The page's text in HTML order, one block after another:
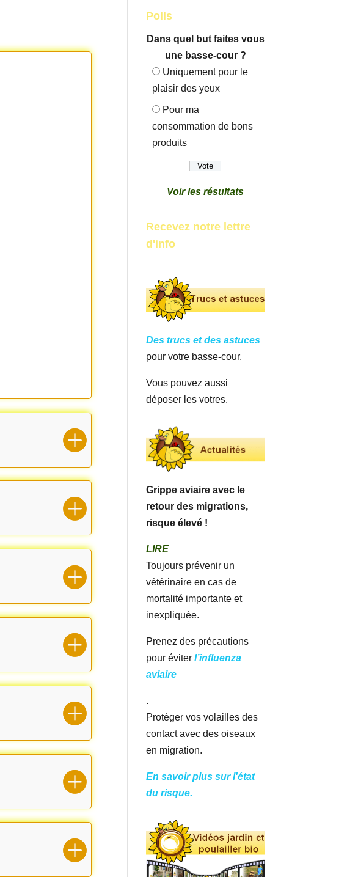
Polls
Dans quel but faites vous
une basse-cour ?
Uniquement pour le
plaisir des yeux
Pour ma
consommation de bons
produits
Voir les résultats
Recevez notre lettre
d'info
Des trucs et des astuces
pour votre basse-cour.
Vous pouvez aussi
déposer les votres.
Grippe aviaire avec le
retour des migrations,
risque élevé !
LIRE
Toujours prévenir un
vétérinaire en cas de
mortalité importante et
inexpliquée.
Prenez des précautions
pour éviterl’influenza
aviaire
.
Protéger vos volailles des
contact avec des oiseaux
en migration.
En savoir plus sur l'état
du risque.